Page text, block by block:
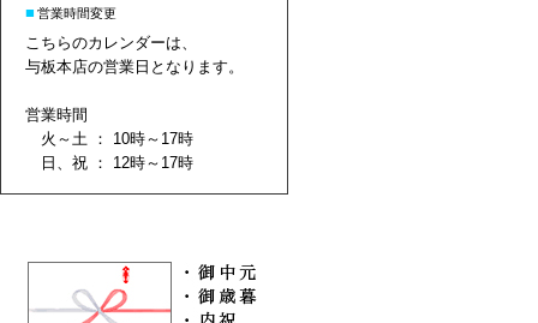
■ 営業時間変更
こちらのカレンダーは、
与板本店の営業日となります。
営業時間
火～土 ： 10時～17時
日、祝 ： 12時～17時